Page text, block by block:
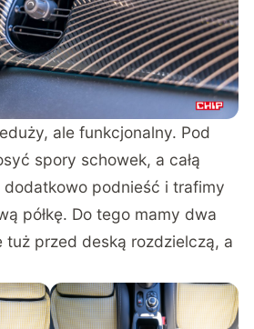
ale funkcjonalny. Pod
spory schowek, a całą
dodatkowo podnieść i trafimy
półkę. Do tego mamy dwa
przed deską rozdzielczą, a